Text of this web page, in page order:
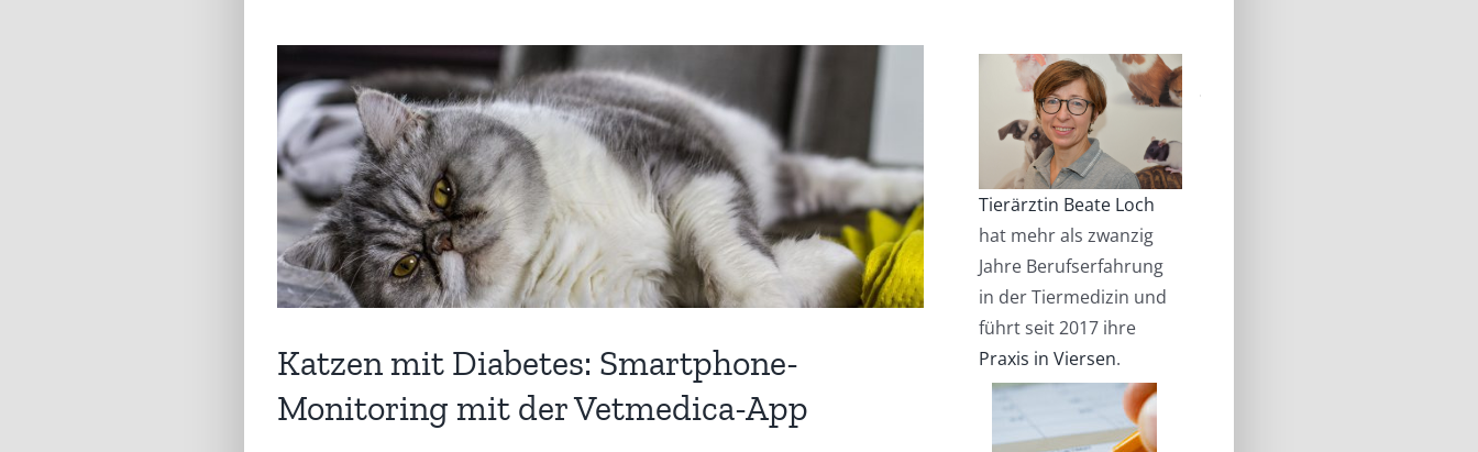
Katzen mit Diabetes: Smartphone-
Monitoring mit der Vetmedica-App
Tierärztin Beate Loch
hat mehr als zwanzig
Jahre Berufserfahrung
in der Tiermedizin und
führt seit 2017 ihre
Praxis in Viersen.